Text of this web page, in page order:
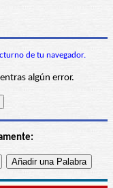
de tu navegador.
algún error.